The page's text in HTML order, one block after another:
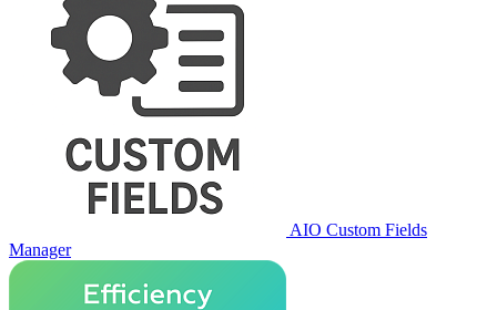
AIO Custom Fields
Manager